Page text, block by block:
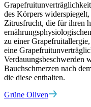
des Körpers
Zitrusfrucht, die für ihren
zu einer
eine
Verdauungsbeschwerden
Bauchschmerzen nach
die diese enthalten.
Grüne Oliven